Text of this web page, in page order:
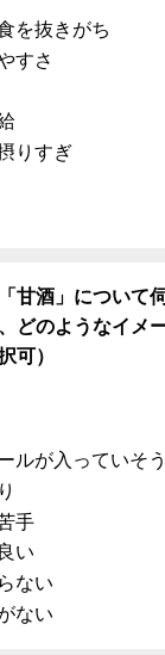
を抜きがち
すさ
りすぎ
甘酒」について
どのようなイメ
可）
ルが入っていそう
手
い
ない
ない